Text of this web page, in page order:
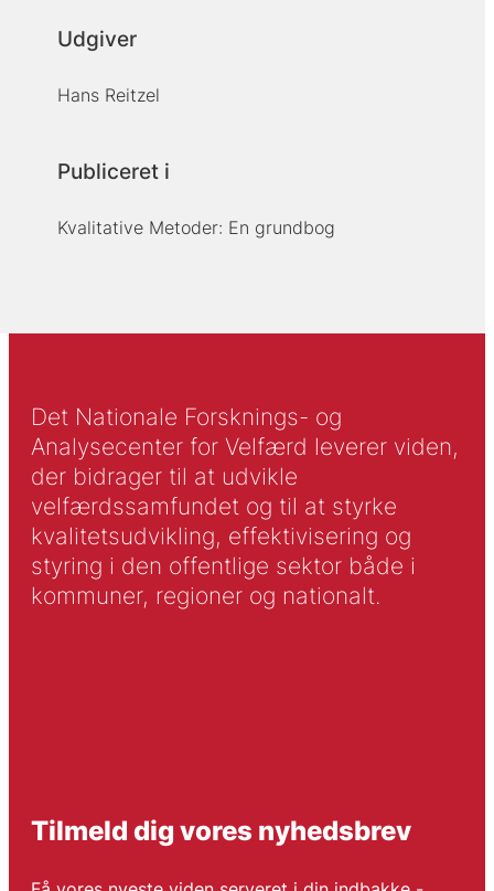
Udgiver
Hans Reitzel
Publiceret i
Kvalitative Metoder: En grundbog
Det Nationale Forsknings- og
Analysecenter for Velfærd leverer viden,
der bidrager til at udvikle
velfærdssamfundet og til at styrke
kvalitetsudvikling, effektivisering og
styring i den offentlige sektor både i
kommuner, regioner og nationalt.
Tilmeld dig vores nyhedsbrev